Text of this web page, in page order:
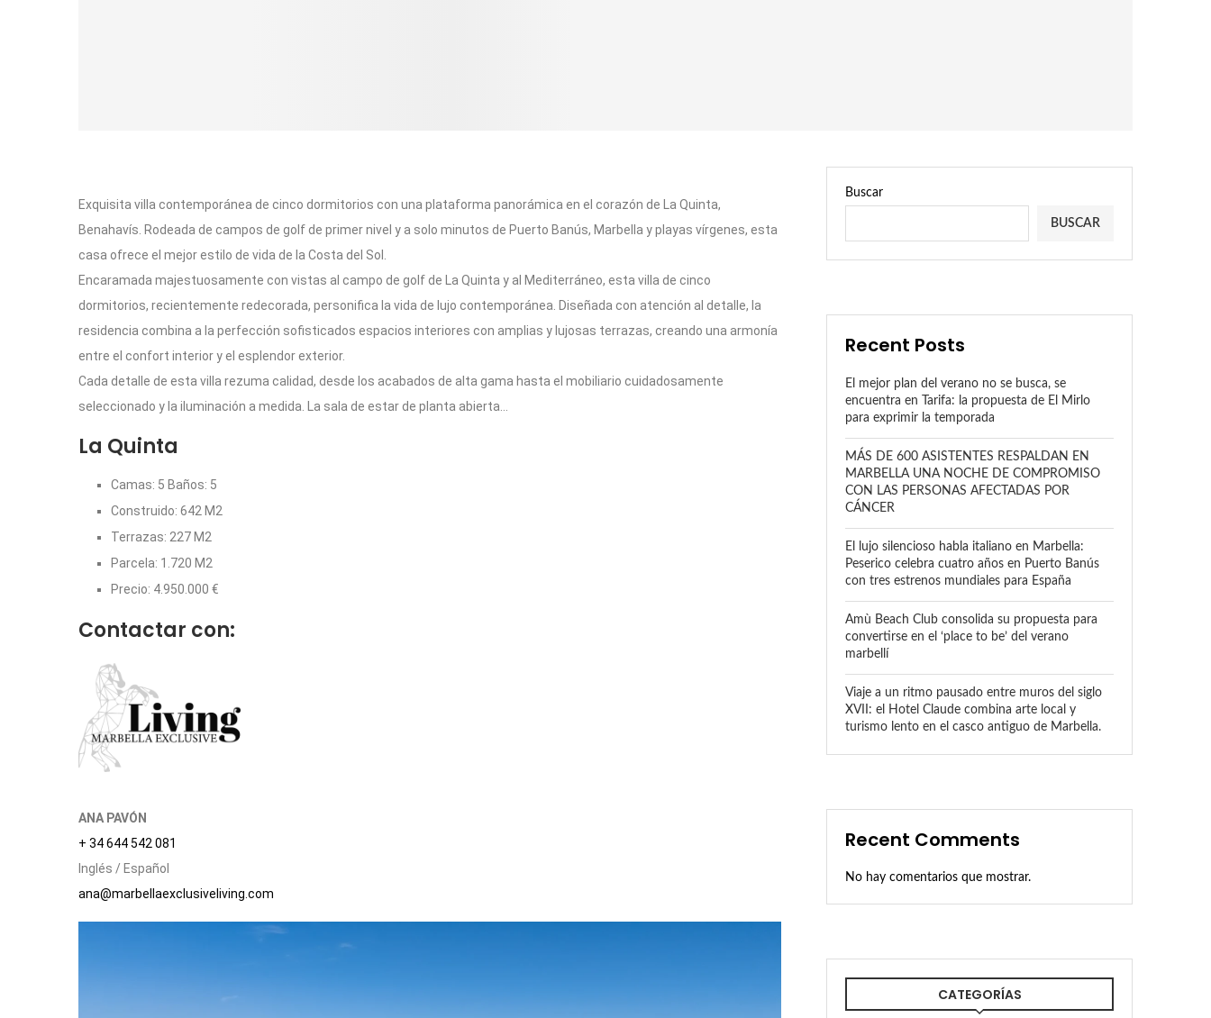
Exquisita villa contemporánea de cinco dormitorios con una plataforma panorámica en el corazón de La Quinta,
Benahavís. Rodeada de campos de golf de primer nivel y a solo minutos de Puerto Banús, Marbella y playas vírgenes, esta
casa ofrece el mejor estilo de vida de la Costa del Sol.
Encaramada majestuosamente con vistas al campo de golf de La Quinta y al Mediterráneo, esta villa de cinco
dormitorios, recientemente redecorada, personifica la vida de lujo contemporánea. Diseñada con atención al detalle, la
residencia combina a la perfección sofisticados espacios interiores con amplias y lujosas terrazas, creando una armonía
entre el confort interior y el esplendor exterior.
Cada detalle de esta villa rezuma calidad, desde los acabados de alta gama hasta el mobiliario cuidadosamente
seleccionado y la iluminación a medida. La sala de estar de planta abierta…
La Quinta
Camas: 5 Baños: 5
Construido: 642 M2
Terrazas: 227 M2
Parcela: 1.720 M2
Precio: 4.950.000 €
Contactar con:
ANA PAVÓN
+ 34 644 542 081
Inglés / Español
ana@marbellaexclusiveliving.com
Buscar
BUSCAR
Recent Posts
El mejor plan del verano no se busca, se
encuentra en Tarifa: la propuesta de El Mirlo
para exprimir la temporada
MÁS DE 600 ASISTENTES RESPALDAN EN
MARBELLA UNA NOCHE DE COMPROMISO
CON LAS PERSONAS AFECTADAS POR
CÁNCER
El lujo silencioso habla italiano en Marbella:
Peserico celebra cuatro años en Puerto Banús
con tres estrenos mundiales para España
Amù Beach Club consolida su propuesta para
convertirse en el ‘place to be’ del verano
marbellí
Viaje a un ritmo pausado entre muros del siglo
XVII: el Hotel Claude combina arte local y
turismo lento en el casco antiguo de Marbella.
Recent Comments
No hay comentarios que mostrar.
CATEGORÍAS